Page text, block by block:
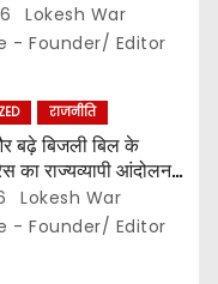
की तत्काल कार्रवाई की
Lokesh War
- Founder/ Editor
राजनीति
बढ़े बिजली बिल के
का राज्यव्यापी आंदोलन,,
अभियान,, दाम घटाने
हाफ योजना बहाल करने
Lokesh War
- Founder/ Editor